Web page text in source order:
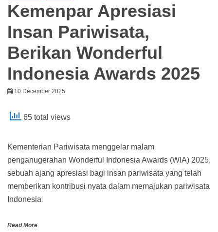
Kemenpar Apresiasi
Insan Pariwisata,
Berikan Wonderful
Indonesia Awards 2025
10 December 2025
65 total views
Kementerian Pariwisata menggelar malam
penganugerahan Wonderful Indonesia Awards (WIA) 2025,
sebuah ajang apresiasi bagi insan pariwisata yang telah
memberikan kontribusi nyata dalam memajukan pariwisata
Indonesia
Read More